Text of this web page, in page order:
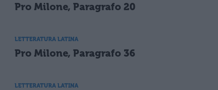
Pro Milone, Paragrafo 20
LETTERATURA LATINA
Pro Milone, Paragrafo 36
LETTERATURA LATINA